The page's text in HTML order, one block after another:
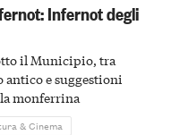
Infernot degli
il Municipio, tra
e suggestioni
monferrina
& Cinema